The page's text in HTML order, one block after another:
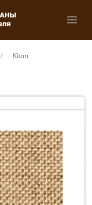
Kiton